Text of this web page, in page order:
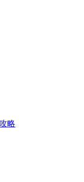
略